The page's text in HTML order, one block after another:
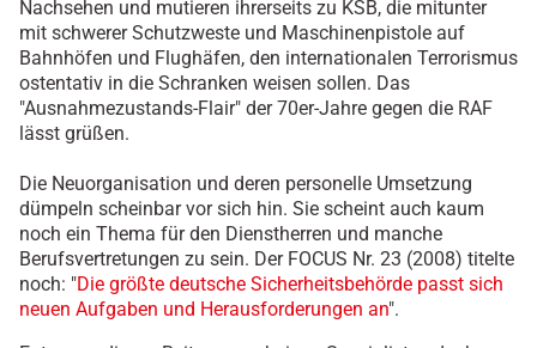
Nachsehen und mutieren ihrerseits zu KSB, die mitunter
mit schwerer Schutzweste und Maschinenpistole auf
Bahnhöfen und Flughäfen, den internationalen Terrorismus
ostentativ in die Schranken weisen sollen. Das
"Ausnahmezustands-Flair" der 70er-Jahre gegen die RAF
lässt grüßen.
Die Neuorganisation und deren personelle Umsetzung
dümpeln scheinbar vor sich hin. Sie scheint auch kaum
noch ein Thema für den Dienstherren und manche
Berufsvertretungen zu sein. Der FOCUS Nr. 23 (2008) titelte
noch: "Die größte deutsche Sicherheitsbehörde passt sich
neuen Aufgaben und Herausforderungen an".